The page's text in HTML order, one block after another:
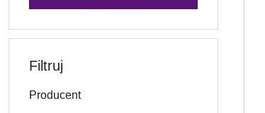
Filtruj
Producent